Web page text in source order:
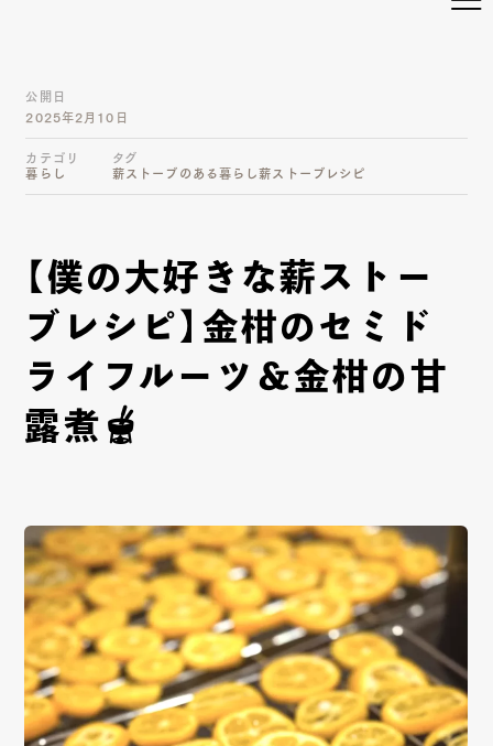
TOP
トップ
ABOUT
私たちについて
03
SERVICE
サービス詳細
04
ITEM
商品一覧
公開日
2025年2月10日
カテゴリ
暮らし
タグ
薪ストーブのある暮らし薪ストーブレシピ
【僕の大好きな薪ストー
ブレシピ】金柑のセミド
ライフルーツ＆金柑の甘
露煮🫕